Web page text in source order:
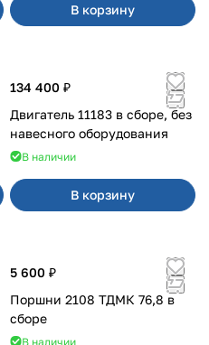
В корзину
134 400 ₽
Двигатель 11183 в сборе, без
навесного оборудования
В наличии
В корзину
5 600 ₽
Поршни 2108 ТДМК 76,8 в
сборе
В наличии